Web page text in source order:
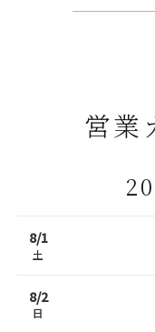
営業
8/1
土
8/2
日